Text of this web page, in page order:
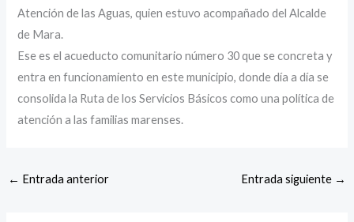
Atención de las Aguas, quien estuvo acompañado del Alcalde
de Mara.
Ese es el acueducto comunitario número 30 que se concreta y
entra en funcionamiento en este municipio, donde día a día se
consolida la Ruta de los Servicios Básicos como una política de
atención a las familias marenses.
← Entrada anterior Entrada siguiente →